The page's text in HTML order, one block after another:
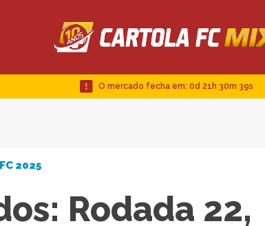
O mercado fecha em: 0d 21h 30m 38s
2025
Rodada 22,